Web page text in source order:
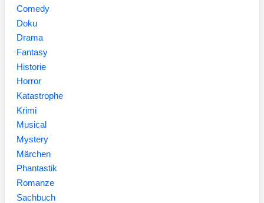
Comedy
Doku
Drama
Fantasy
Historie
Horror
Katastrophe
Krimi
Musical
Mystery
Märchen
Phantastik
Romanze
Sachbuch